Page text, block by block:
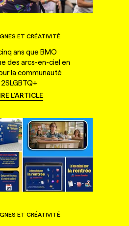
ET CRÉATIVITÉ
ans que BMO
des arcs-en-ciel en
la communauté
2SLGBTQ+
L'ARTICLE
ET CRÉATIVITÉ